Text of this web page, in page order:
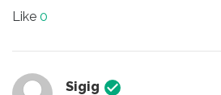
Like 0
Sigig